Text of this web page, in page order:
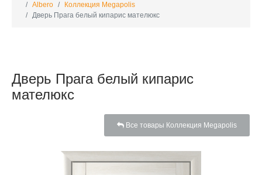
Albero
Коллекция Megapolis
Дверь Прага белый кипарис мателюкс
Дверь Прага белый кипарис
мателюкс
Все товары Коллекция Megapolis